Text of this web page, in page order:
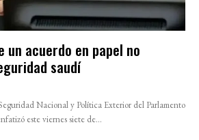
un acuerdo en papel no
saudí
Nacional y Política Exterior del Parlamento
este viernes siete de...